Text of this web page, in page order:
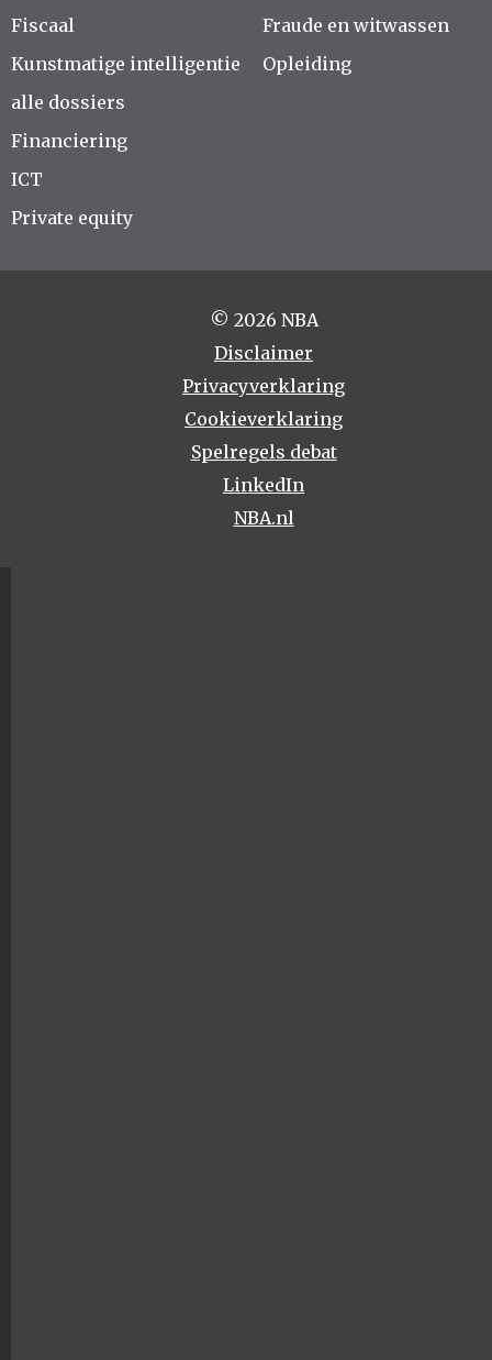
Fiscaal
Kunstmatige intelligentie
alle dossiers
Fraude en witwassen
Opleiding
Financiering
ICT
Private equity
© 2026 NBA
Disclaimer
Privacyverklaring
Cookieverklaring
Spelregels debat
LinkedIn
NBA.nl